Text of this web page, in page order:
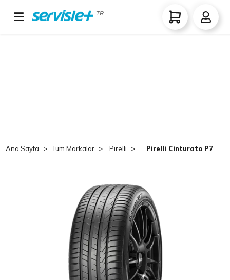
TR
Ana Sayfa Tüm Markalar Pirelli Pirelli Cinturato P7